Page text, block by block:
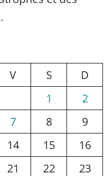
V S
D
1
2
7 8
9
14 15
16
21 22
23